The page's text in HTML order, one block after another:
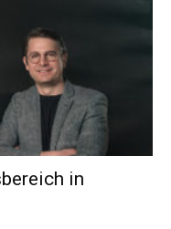
in